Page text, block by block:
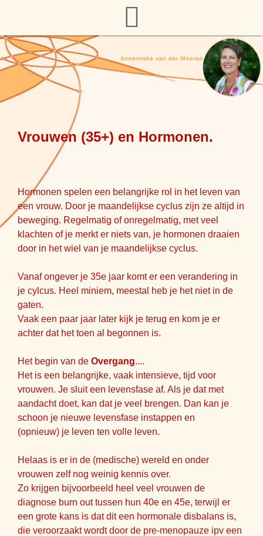
Vrouwen (35+) en Hormonen.
Hormonen spelen een belangrijke rol in het leven van
een vrouw. Door je maandelijkse cyclus zijn ze altijd in
beweging. Regelmatig of onregelmatig, met veel
klachten of je merkt er niets van, je hormonen draaien
door in het wiel van je maandelijkse cyclus.
Vanaf ongever je 35e jaar komt er een verandering in
je cylcus. Heel miniem, meestal heb je het niet in de
gaten.
Vaak een paar jaar later kijk je terug en kom je er
achter dat het toen al begonnen is.
Het begin van de Overgang....
Het is een belangrijke, vaak intensieve, tijd voor
vrouwen. Je sluit een levensfase af. Als je dat met
aandacht doet, kan dat je veel brengen. Dan kan je
schoon je nieuwe levensfase instappen en
(opnieuw) je leven ten volle leven.
Helaas is er in de (medische) wereld en onder
vrouwen zelf nog weinig kennis over.
Zo krijgen bijvoorbeeld heel veel vrouwen de
diagnose burn out tussen hun 40e en 45e, terwijl er
een grote kans is dat dit een hormonale disbalans is,
die veroorzaakt wordt door de pre-menopauze ipv een